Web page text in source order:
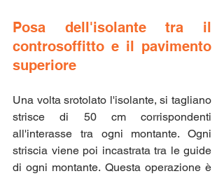
Posa dell'isolante tra il
controsoffitto e il pavimento
superiore
Una volta srotolato l'isolante, si tagliano
strisce di 50 cm corrispondenti
all'interasse tra ogni montante. Ogni
striscia viene poi incastrata tra le guide
di ogni montante. Questa operazione è